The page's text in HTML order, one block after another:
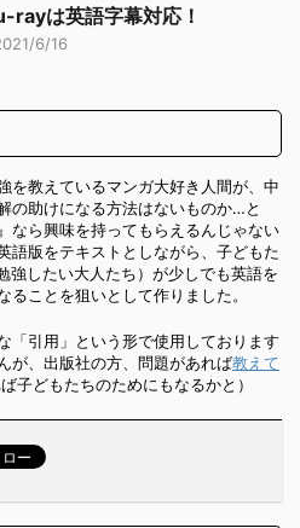
rayは英語字幕対応！
6/16
を教えているマンガ大好き人間が、中
の助けになる方法はないものか…と
なら興味を持ってもらえるんじゃない
語版をテキストとしながら、子どもた
強したい大人たち）が少しでも英語を
ことを狙いとして作りました。
「引用」という形で使用しております
が、出版社の方、問題があれば教えて
子どもたちのためにもなるかと）